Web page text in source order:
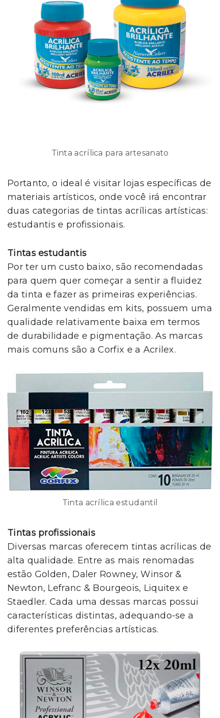
Tinta acrílica para artesanato
Portanto, o ideal é visitar lojas específicas de
materiais artísticos, onde você irá encontrar
duas categorias de tintas acrílicas artísticas:
estudantis e profissionais.
Tintas estudantis
Por ter um custo baixo, são recomendadas
para quem quer começar a sentir a fluidez
da tinta e fazer as primeiras experiências.
Geralmente vendidas em kits, possuem uma
qualidade relativamente baixa em termos
de durabilidade e pigmentação. As marcas
mais comuns são a Corfix e a Acrilex.
Tinta acrílica estudantil
Tintas profissionais
Diversas marcas oferecem tintas acrílicas de
alta qualidade. Entre as mais renomadas
estão Golden, Daler Rowney, Winsor &
Newton, Lefranc & Bourgeois, Liquitex e
Staedler. Cada uma dessas marcas possui
características distintas, adequando-se a
diferentes preferências artísticas.